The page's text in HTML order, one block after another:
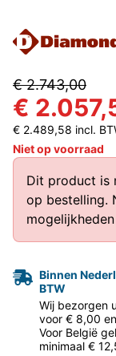
€ 2.743,00
€
€ 2.489,58 incl.
Niet op voorraad
Dit product is
op bestelling.
Binnen
BTW
Wij bezorgen
voor € 8,00
Voor België
minimaal €